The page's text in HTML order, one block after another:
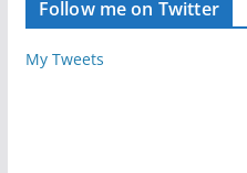
Follow me on Twitter
My Tweets